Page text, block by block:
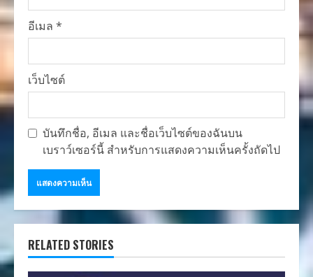
อีเมล *
เว็บไซต์
บันทึกชื่อ, อีเมล และชื่อเว็บไซต์ของฉันบน
เบราว์เซอร์นี้ สำหรับการแสดงความเห็นครั้งถัดไป
RELATED STORIES